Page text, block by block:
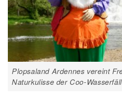
Plopsaland Ardennes vereint
Naturkulisse der Coo-